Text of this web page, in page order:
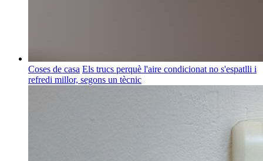
Coses de casa Els trucs perquè l'aire condicionat no s'espatlli i
refredi millor, segons un tècnic